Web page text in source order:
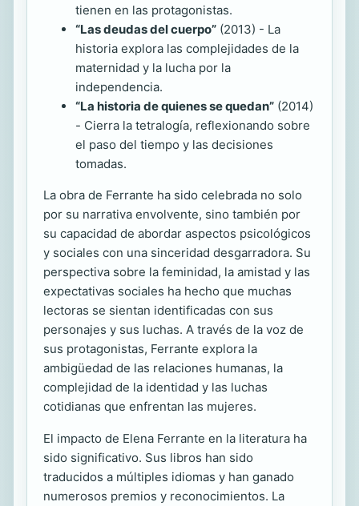
tienen en las protagonistas.
“Las deudas del cuerpo” (2013) - La
historia explora las complejidades de la
maternidad y la lucha por la
independencia.
“La historia de quienes se quedan” (2014)
- Cierra la tetralogía, reflexionando sobre
el paso del tiempo y las decisiones
tomadas.
La obra de Ferrante ha sido celebrada no solo
por su narrativa envolvente, sino también por
su capacidad de abordar aspectos psicológicos
y sociales con una sinceridad desgarradora. Su
perspectiva sobre la feminidad, la amistad y las
expectativas sociales ha hecho que muchas
lectoras se sientan identificadas con sus
personajes y sus luchas. A través de la voz de
sus protagonistas, Ferrante explora la
ambigüedad de las relaciones humanas, la
complejidad de la identidad y las luchas
cotidianas que enfrentan las mujeres.
El impacto de Elena Ferrante en la literatura ha
sido significativo. Sus libros han sido
traducidos a múltiples idiomas y han ganado
numerosos premios y reconocimientos. La